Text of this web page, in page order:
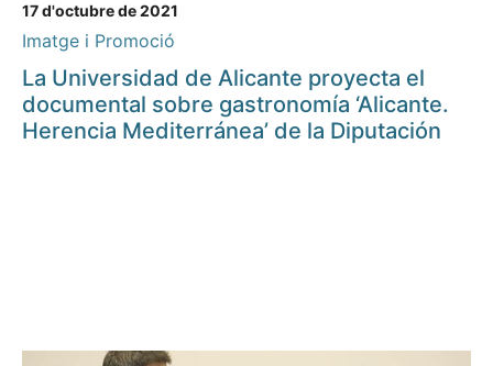
17 d'octubre de 2021
Imatge i Promoció
La Universidad de Alicante proyecta el
documental sobre gastronomía ‘Alicante.
Herencia Mediterránea’ de la Diputación